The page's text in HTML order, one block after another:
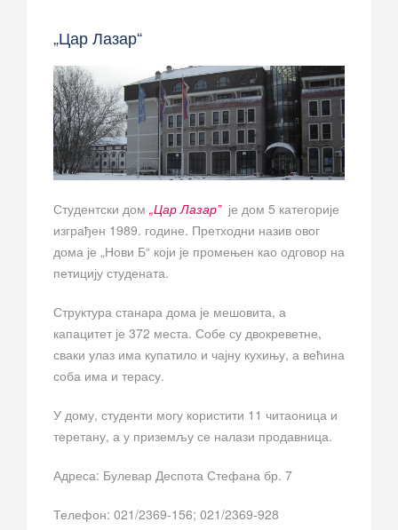
„Цар Лазар“
Студентски дом „Цар Лазар”је дом 5 категорије
изграђен 1989. године. Претходни назив овог
дома је „Нови Б“ који је промењен као одговор на
петицију студената.
Структура станара дома је мешовита, а
капацитет је 372 места. Собе су двокреветне,
сваки улаз има купатило и чајну кухињу, а већина
соба има и терасу.
У дому, студенти могу користити 11 читаоница и
теретану, а у приземљу се налази продавница.
Адреса: Булевар Деспота Стефана бр. 7
Телефон: 021/2369-156; 021/2369-928